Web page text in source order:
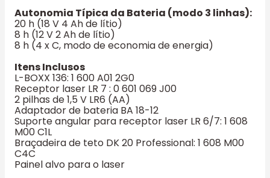
Autonomia Típica da Bateria (modo 3 linhas):
20 h (18 V 4 Ah de lítio)
8 h (12 V 2 Ah de lítio)
8 h (4 x C, modo de economia de energia)
Itens Inclusos
L-BOXX 136: 1 600 A01 2G0
Receptor laser LR 7 : 0 601 069 J00
2 pilhas de 1,5 V LR6 (AA)
Adaptador de bateria BA 18-12
Suporte angular para receptor laser LR 6/7: 1 608
M00 C1L
Braçadeira de teto DK 20 Professional: 1 608 M00
C4C
Painel alvo para o laser